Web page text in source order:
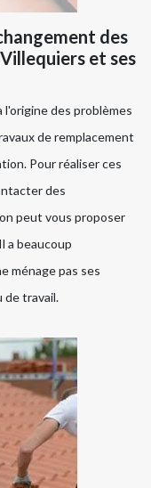
des
et ses
des problèmes
de remplacement
Pour réaliser ces
des
peut vous proposer
a beaucoup
ménage pas ses
de travail.